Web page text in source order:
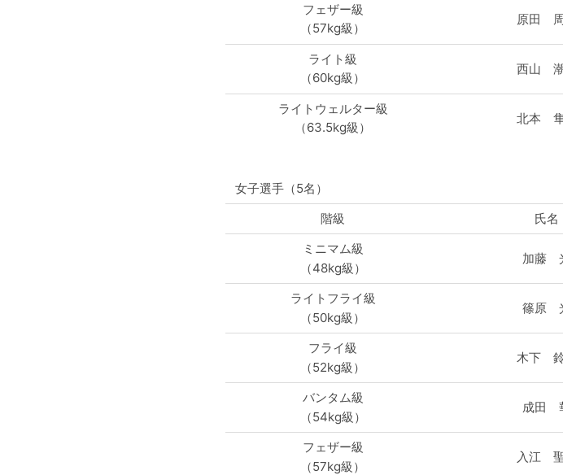
フェザー級
（57kg級）
原田
ライト級
（60kg級）
西山
ライトウェルター級
（63.5kg級）
北本
女子選手（5名）
階級
氏名
ミニマム級
（48kg級）
加藤
ライトフライ級
（50kg級）
篠原
フライ級
（52kg級）
木下
バンタム級
（54kg級）
成田
フェザー級
（57kg級）
入江